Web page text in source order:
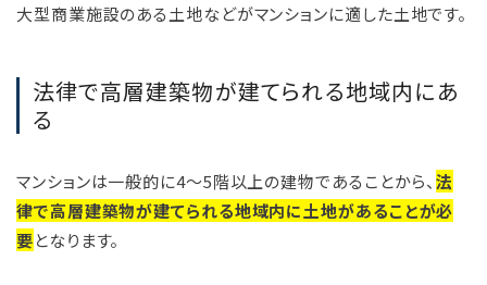
大型商業施設のある土地などがマンションに適した土地です。
法律で高層建築物が建てられる地域内にあ
る
マンションは一般的に4～5階以上の建物であることから、法
律で高層建築物が建てられる地域内に土地があることが必
要となります。